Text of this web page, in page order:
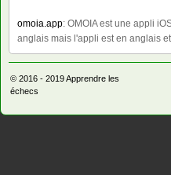
omoia.app: OMOIA est une appli
anglais mais l'appli est en anglais
© 2016 - 2019Apprendre les
échecs